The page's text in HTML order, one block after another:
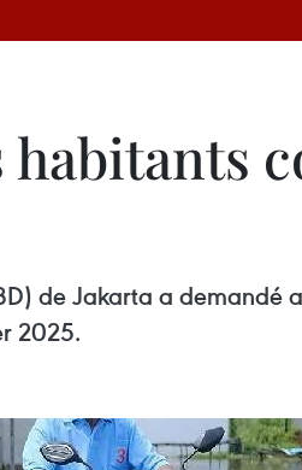
habitants
de Jakarta a demandé
2025.